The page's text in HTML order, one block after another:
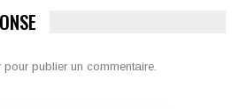
pour publier un commentaire.